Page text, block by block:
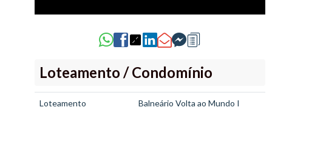
Loteamento / Condomínio
Loteamento Balneário Volta ao Mundo I